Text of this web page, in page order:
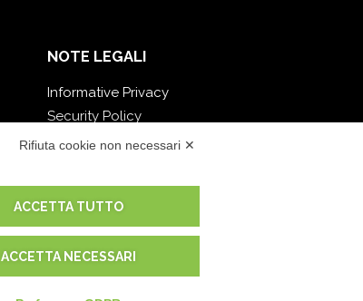
NOTE LEGALI
Informative Privacy
Security Policy
Documentazione contrattuale e GDPR
Condizioni di vendita
Condizioni del servizio di supporto
Impostazioni cookie
Rifiuta cookie non necessari ✕
ACCETTA TUTTO
ACCETTA NECESSARI